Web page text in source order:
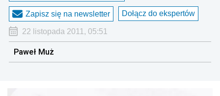
Zapisz się na newsletter Dołącz do ekspertów
22 listopada 2011, 05:51
Paweł Muż